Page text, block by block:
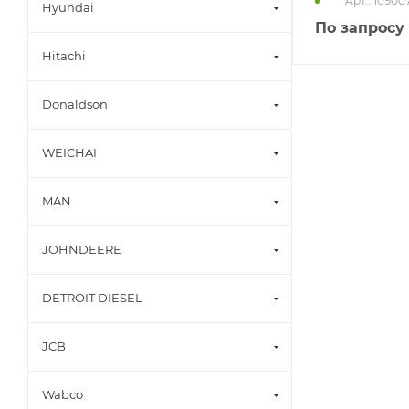
По запросу
Hyundai
Hitachi
Donaldson
WEICHAI
MAN
JOHNDEERE
DETROIT DIESEL
JCB
Wabco